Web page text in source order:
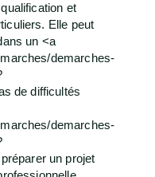
et
Elle peut
un <a
demarches-
de difficultés
demarches-
un projet